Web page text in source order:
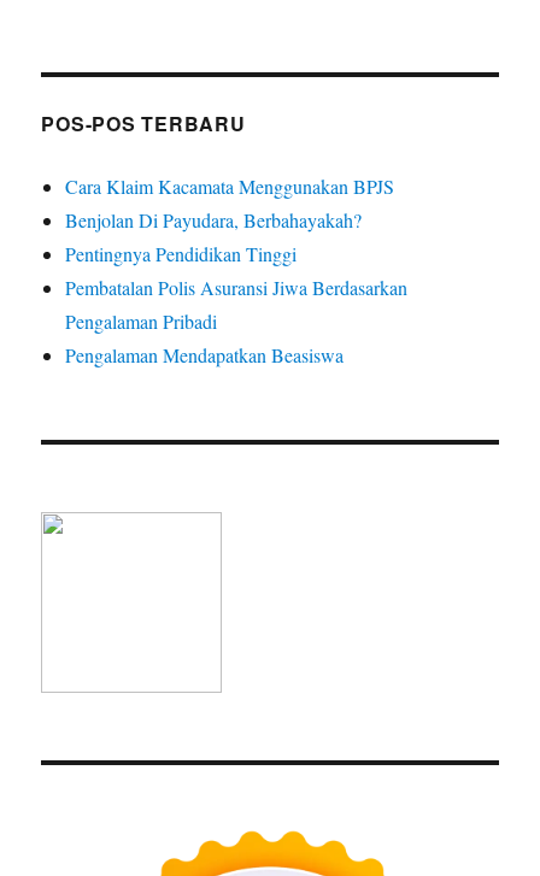
POS-POS TERBARU
Cara Klaim Kacamata Menggunakan BPJS
Benjolan Di Payudara, Berbahayakah?
Pentingnya Pendidikan Tinggi
Pembatalan Polis Asuransi Jiwa Berdasarkan
Pengalaman Pribadi
Pengalaman Mendapatkan Beasiswa